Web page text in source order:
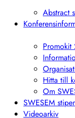
undermeny
Abstract
undermeny
Hitta till
Om
SWESEM
Videoarkiv